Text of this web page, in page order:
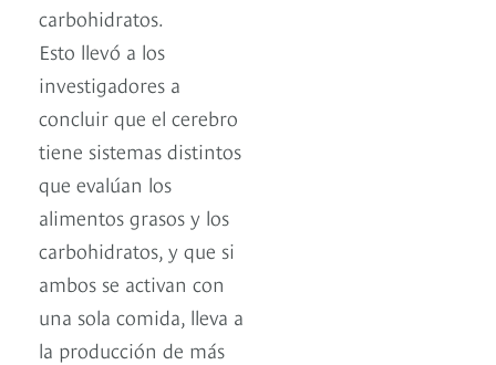
carbohidratos.
Esto llevó a los
investigadores a
concluir que el cerebro
tiene sistemas distintos
que evalúan los
alimentos grasos y los
carbohidratos, y que si
ambos se activan con
una sola comida, lleva a
la producción de más